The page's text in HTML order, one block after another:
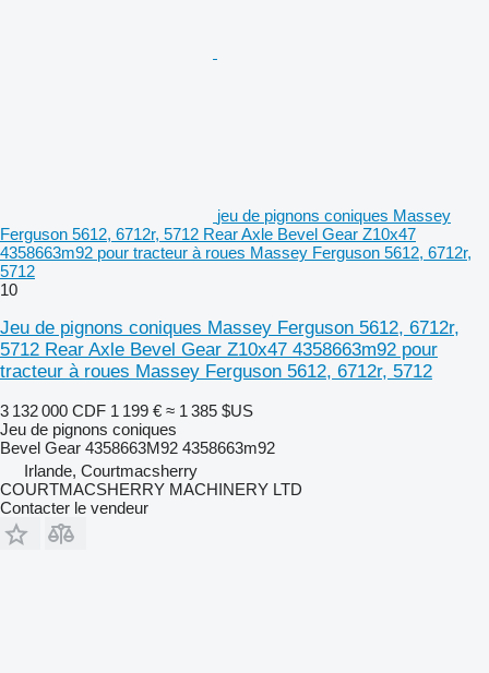
jeu de pignons coniques Massey
Ferguson 5612, 6712r, 5712 Rear Axle Bevel Gear Z10x47
4358663m92 pour tracteur à roues Massey Ferguson 5612, 6712r,
5712
10
Jeu de pignons coniques Massey Ferguson 5612, 6712r,
5712 Rear Axle Bevel Gear Z10x47 4358663m92 pour
tracteur à roues Massey Ferguson 5612, 6712r, 5712
3 132 000 CDF 1 199 € ≈ 1 385 $US
Jeu de pignons coniques
Bevel Gear 4358663M92 4358663m92
Irlande, Courtmacsherry
COURTMACSHERRY MACHINERY LTD
Contacter le vendeur